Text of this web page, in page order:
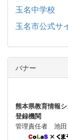
玉名中学校
玉名市公式サ
バナー
熊本県教育情報
登録機関
管理責任者 池